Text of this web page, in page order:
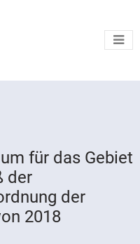
für das Gebiet
der
der
2018